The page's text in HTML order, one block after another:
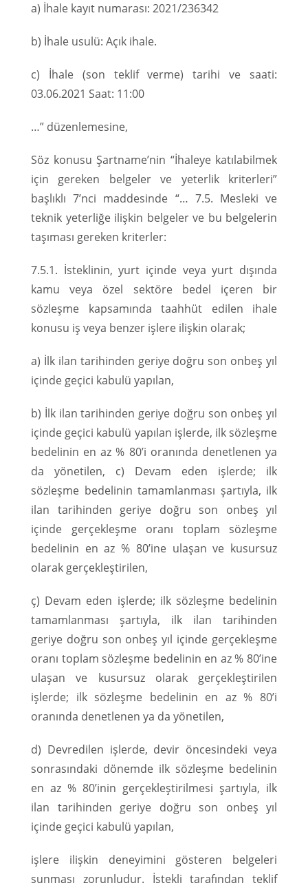
a) İhale kayıt numarası: 2021/236342
b) İhale usulü: Açık ihale.
c) İhale (son teklif verme) tarihi ve saati:
03.06.2021 Saat: 11:00
…” düzenlemesine,
Söz konusu Şartname’nin “İhaleye katılabilmek
için gereken belgeler ve yeterlik kriterleri”
başlıklı 7’nci maddesinde “… 7.5. Mesleki ve
teknik yeterliğe ilişkin belgeler ve bu belgelerin
taşıması gereken kriterler:
7.5.1. İsteklinin, yurt içinde veya yurt dışında
kamu veya özel sektöre bedel içeren bir
sözleşme kapsamında taahhüt edilen ihale
konusu iş veya benzer işlere ilişkin olarak;
a) İlk ilan tarihinden geriye doğru son onbeş yıl
içinde geçici kabulü yapılan,
b) İlk ilan tarihinden geriye doğru son onbeş yıl
içinde geçici kabulü yapılan işlerde, ilk sözleşme
bedelinin en az % 80’i oranında denetlenen ya
da yönetilen, c) Devam eden işlerde; ilk
sözleşme bedelinin tamamlanması şartıyla, ilk
ilan tarihinden geriye doğru son onbeş yıl
içinde gerçekleşme oranı toplam sözleşme
bedelinin en az % 80’ine ulaşan ve kusursuz
olarak gerçekleştirilen,
ç) Devam eden işlerde; ilk sözleşme bedelinin
tamamlanması şartıyla, ilk ilan tarihinden
geriye doğru son onbeş yıl içinde gerçekleşme
oranı toplam sözleşme bedelinin en az % 80’ine
ulaşan ve kusursuz olarak gerçekleştirilen
işlerde; ilk sözleşme bedelinin en az % 80’i
oranında denetlenen ya da yönetilen,
d) Devredilen işlerde, devir öncesindeki veya
sonrasındaki dönemde ilk sözleşme bedelinin
en az % 80’inin gerçekleştirilmesi şartıyla, ilk
ilan tarihinden geriye doğru son onbeş yıl
içinde geçici kabulü yapılan,
işlere ilişkin deneyimini gösteren belgeleri
sunması zorunludur. İstekli tarafından teklif